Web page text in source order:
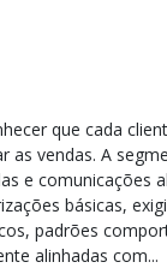
que cada
as vendas. A
e
básicas,
padrões
alinhadas com...